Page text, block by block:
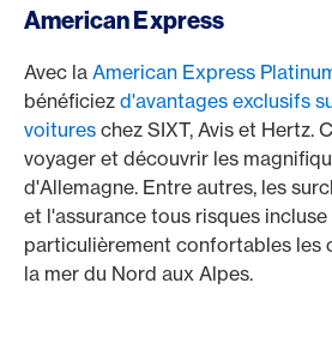
American Express
Avec la American Express
bénéficiez d'avantages exclusifs
voitures chez SIXT, Avis et Hertz.
voyager et découvrir les
d'Allemagne. Entre autres, les
et l'assurance tous risques
particulièrement confortables les
la mer du Nord aux Alpes.